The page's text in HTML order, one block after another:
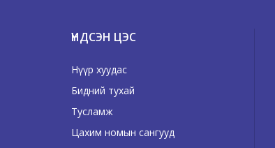
ҮНДСЭН ЦЭС
Нүүр хуудас
Бидний тухай
Тусламж
Цахим номын сангууд